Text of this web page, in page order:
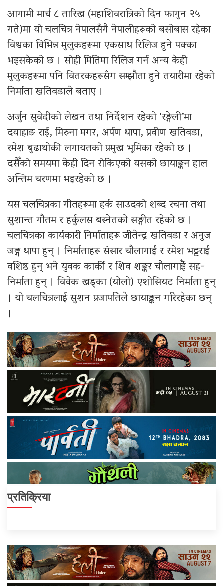
आगामी मार्च ८ तारिख (महाशिवरात्रिको दिन फागुन २५
गते)मा यो चलचित्र नेपालसँगै नेपालीहरूको बसोबास रहेका
विश्वका विभिन्न मुलुकहरूमा एकसाथ रिलिज हुने पक्का
भइसकेको छ । सोही मितिमा रिलिज गर्न अन्य केही
मुलुकहरूमा पनि वितरकहरूसँग सम्झौता हुने तयारीमा रहेको
निर्माता खतिवडाले बताए ।
अर्जुन सुवेदीको लेखन तथा निर्देशन रहेको ‘रङ्गेली’मा
दयाहाङ राई, मिरुना मगर, अर्पण थापा, प्रवीण खतिवडा,
रमेश बुढाथोकी लगायतको प्रमुख भूमिका रहेको छ ।
दसैँको समयमा केही दिन रोकिएको यसको छायाङ्कन हाल
अन्तिम चरणमा भइरहेको छ ।
यस चलचित्रका गीतहरूमा हर्क साउदको शब्द रचना तथा
सुशान्त गौतम र हर्कुलस बस्नेतको सङ्गीत रहेको छ ।
चलचित्रका कार्यकारी निर्माताहरू जीतेन्द्र खतिवडा र अनुज
जङ्ग थापा हुन् । निर्माताहरू संसार चौलागाईं र रमेश भट्टराई
वशिष्ठ हुन् भने युवक कार्की र शिव शङ्कर चौलागाईँ सह-
निर्माता हुन् । विवेक खड्का (योलो) एशोसियट निर्माता हुन्
। यो चलचित्रलाई सुशन प्रजापतिले छायाङ्कन गरिरहेका छन्
।
प्रतिक्रिया